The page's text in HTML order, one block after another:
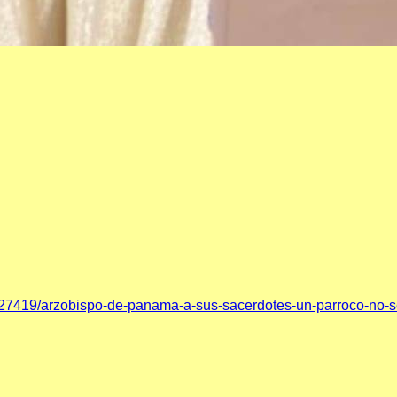
arzobispo-de-panama-a-sus-sacerdotes-un-parroco-no-